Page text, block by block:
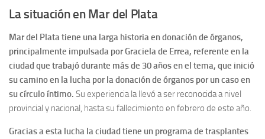
La situación en Mar del Plata
Mar del Plata tiene una larga historia en donación de órganos,
principalmente impulsada por Graciela de Errea, referente en la
ciudad que trabajó durante más de 30 años en el tema, que inició
su camino en la lucha por la donación de órganos por un caso en
su círculo íntimo. Su experiencia la llevó a ser reconocida a nivel
provincial y nacional, hasta su fallecimiento en febrero de este año.
Gracias a esta lucha la ciudad tiene un programa de trasplantes